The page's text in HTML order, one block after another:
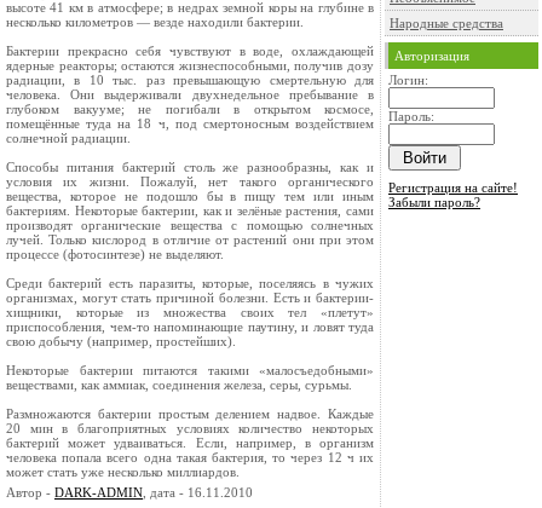
высоте 41 км в атмо­сфере; в недрах земной коры на глубине в
не­сколько километров — везде находили бактерии.
Бактерии прекрасно себя чувствуют в воде, охлаждающей
ядерные реакторы; остаются жиз­неспособными, получив дозу
радиации, в 10 тыс. раз превышающую смертельную для
человека. Они выдерживали двухнедельное пребывание в
глубоком вакууме; не погибали в открытом кос­мосе,
помещённые туда на 18 ч, под смертонос­ным воздействием
солнечной радиации.
Способы питания бактерий столь же разнооб­разны, как и
условия их жизни. Пожалуй, нет такого органического
вещества, которое не подошло бы в пищу тем или иным
бактериям. Неко­торые бактерии, как и зелёные растения, сами
производят органические вещества с помощью солнечных
лучей. Только кислород в отличие от растений они при этом
процессе (фотосинтезе) не выделяют.
Среди бактерий есть паразиты, которые, посе­ляясь в чужих
организмах, могут стать причи­ной болезни. Есть и бактерии-
хищники, которые из множества своих тел «плетут»
приспособ­ления, чем-то напоминающие паутину, и ловят туда
свою добычу (например, простейших).
Некоторые бактерии питаются такими «мало­съедобными»
веществами, как аммиак, соедине­ния железа, серы, сурьмы.
Размножаются бактерии простым делением надвое. Каждые
20 мин в благоприятных усло­виях количество некоторых
бактерий может уд­ваиваться. Если, например, в организм
человека попала всего одна такая бактерия, то через 12 ч их
может стать уже несколько миллиардов.
Автор - DARK-ADMIN , дата - 16.11.2010
Народные средства
Авторизация
Логин:
Пароль:
Регистрация на сайте!
Забыли пароль?